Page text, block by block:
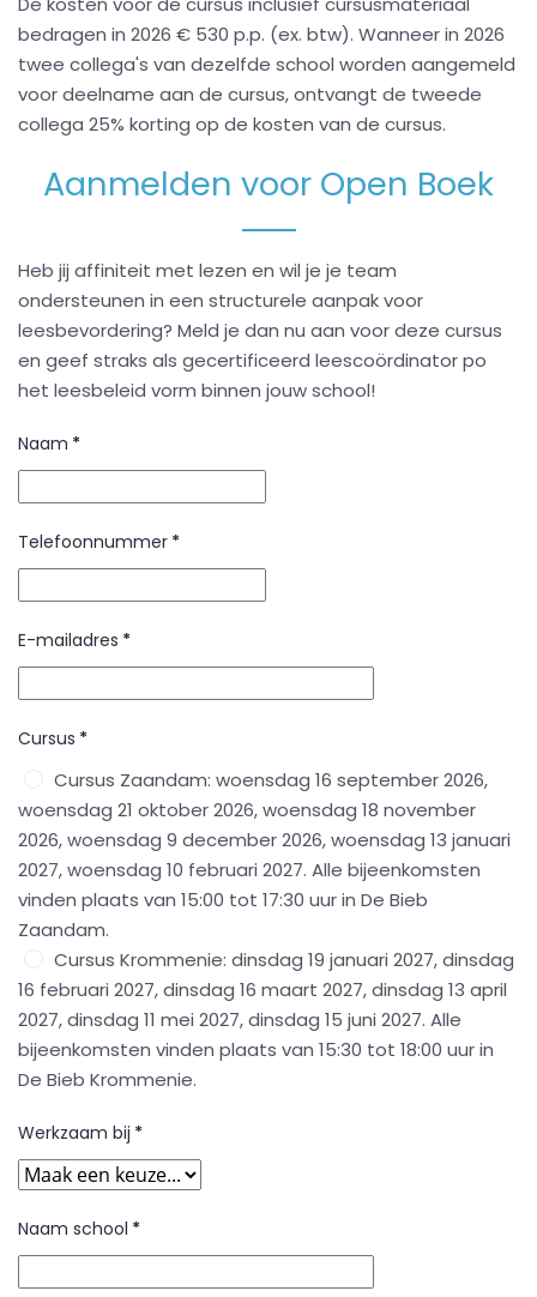
bedragen in 2026 € 530 p.p. (ex. btw). Wanneer in 2026
twee collega's van dezelfde school worden aangemeld
voor deelname aan de cursus, ontvangt de tweede
collega 25% korting op de kosten van de cursus.
Aanmelden voor Open Boek
Heb jij affiniteit met lezen en wil je je team
ondersteunen in een structurele aanpak voor
leesbevordering? Meld je dan nu aan voor deze cursus
en geef straks als gecertificeerd leescoördinator po
het leesbeleid vorm binnen jouw school!
Naam *
Telefoonnummer *
E-mailadres *
Cursus *
Cursus Zaandam: woensdag 16 september 2026,
woensdag 21 oktober 2026, woensdag 18 november
2026, woensdag 9 december 2026, woensdag 13 januari
2027, woensdag 10 februari 2027. Alle bijeenkomsten
vinden plaats van 15:00 tot 17:30 uur in De Bieb
Zaandam.
Cursus Krommenie: dinsdag 19 januari 2027, dinsdag
16 februari 2027, dinsdag 16 maart 2027, dinsdag 13 april
2027, dinsdag 11 mei 2027, dinsdag 15 juni 2027. Alle
bijeenkomsten vinden plaats van 15:30 tot 18:00 uur in
De Bieb Krommenie.
Werkzaam bij *
Naam school *